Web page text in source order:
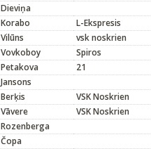
Dieviņa
Korabo
L-Ekspresis
Vilūns
vsk noskrien
Vovkoboy
Spiros
Petakova
21
Jansons
Berķis
VSK Noskrien
Vāvere
VSK Noskrien
Rozenberga
Čopa